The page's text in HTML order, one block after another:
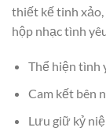
thiết kế tinh xảo,
hộp nhạc tình
Thể hiện tình
Cam kết bên
Lưu giữ kỷ